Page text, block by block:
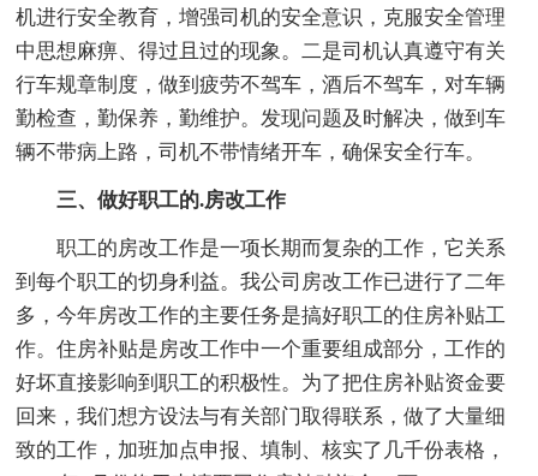
机进行安全教育，增强司机的安全意识，克服安全管理
中思想麻痹、得过且过的现象。二是司机认真遵守有关
行车规章制度，做到疲劳不驾车，酒后不驾车，对车辆
勤检查，勤保养，勤维护。发现问题及时解决，做到车
辆不带病上路，司机不带情绪开车，确保安全行车。
三、做好职工的.房改工作
职工的房改工作是一项长期而复杂的工作，它关系
到每个职工的切身利益。我公司房改工作已进行了二年
多，今年房改工作的主要任务是搞好职工的住房补贴工
作。住房补贴是房改工作中一个重要组成部分，工作的
好坏直接影响到职工的积极性。为了把住房补贴资金要
回来，我们想方设法与有关部门取得联系，做了大量细
致的工作，加班加点申报、填制、核实了几千份表格，